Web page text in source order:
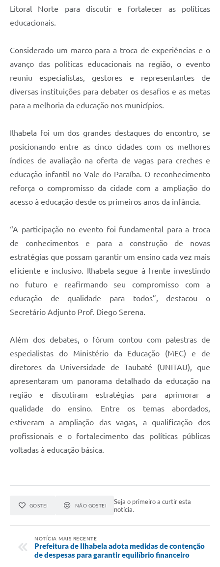
Litoral Norte para discutir e fortalecer as políticas
educacionais.
Considerado um marco para a troca de experiências e o
avanço das políticas educacionais na região, o evento
reuniu especialistas, gestores e representantes de
diversas instituições para debater os desafios e as metas
para a melhoria da educação nos municípios.
Ilhabela foi um dos grandes destaques do encontro, se
posicionando entre as cinco cidades com os melhores
índices de avaliação na oferta de vagas para creches e
educação infantil no Vale do Paraíba. O reconhecimento
reforça o compromisso da cidade com a ampliação do
acesso à educação desde os primeiros anos da infância.
“A participação no evento foi fundamental para a troca
de conhecimentos e para a construção de novas
estratégias que possam garantir um ensino cada vez mais
eficiente e inclusivo. Ilhabela segue à frente investindo
no futuro e reafirmando seu compromisso com a
educação de qualidade para todos”, destacou o
Secretário Adjunto Prof. Diego Serena.
Além dos debates, o fórum contou com palestras de
especialistas do Ministério da Educação (MEC) e de
diretores da Universidade de Taubaté (UNITAU), que
apresentaram um panorama detalhado da educação na
região e discutiram estratégias para aprimorar a
qualidade do ensino. Entre os temas abordados,
estiveram a ampliação das vagas, a qualificação dos
profissionais e o fortalecimento das políticas públicas
voltadas à educação básica.
GOSTEI NÃO GOSTEI
Seja o primeiro a curtir esta
notícia.
NOTÍCIA MAIS RECENTE
Prefeitura de Ilhabela adota medidas de contenção
de despesas para garantir equilíbrio financeiro